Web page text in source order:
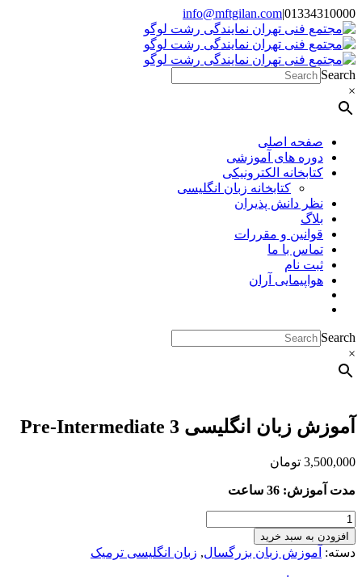
Skip
to
content
01334310000
|
info@mftgilan.com
Instagram
LinkedIn
Search
×
صفحه اصلی
دوره های آموزشی
کتابخانه الکترونیکی
کتابخانه زبان انگلیسی
نظر دانش پذیران
بلاگ
قوانین و مقررات
تماس با ما
ثبت نام
هواپیمایی آران
Search
×
آموزش زبان انگلیسی Pre-Intermediate 3
3,500,000 تومان
مدت آموزش: 36 ساعت
آموزش
زبان
انگلیسی
افزودن به سبد خرید
دسته: آموزش زبان بزرگسال, زبان انگلیسی ترمیک